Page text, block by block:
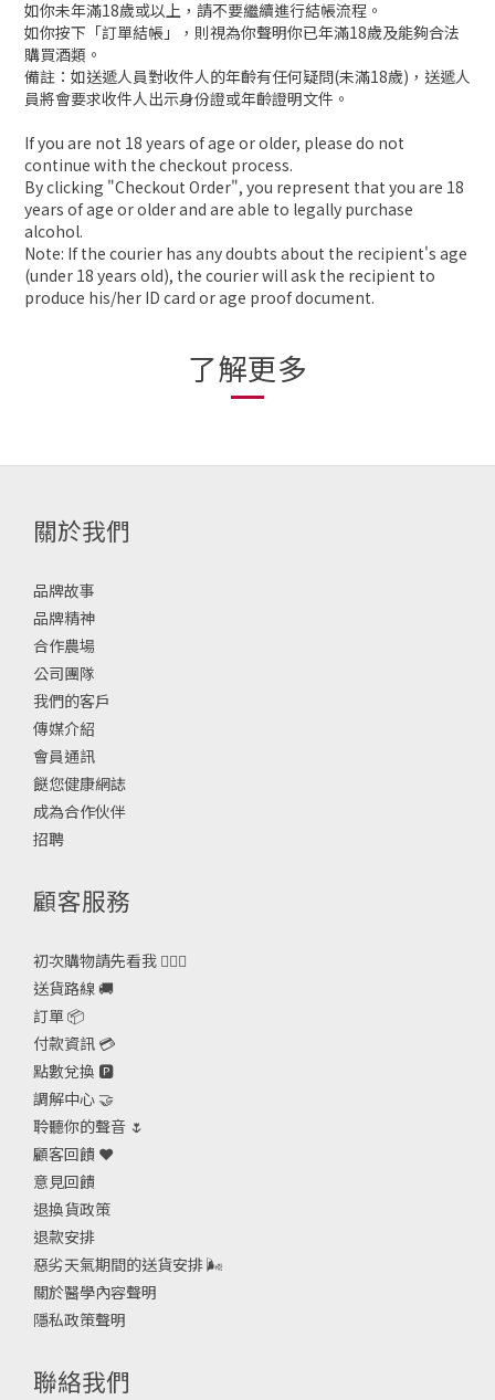
如你未年滿18歲或以上，請不要繼續進行結帳流程。
如你按下「訂單結帳」，則視為你聲明你已年滿18歲及能夠合法
購買酒類。
備註：如送遞人員對收件人的年齡有任何疑問(未滿18歲)，送遞人
員將會要求收件人出示身份證或年齡證明文件。
If you are not 18 years of age or older, please do not
continue with the checkout process.
By clicking "Checkout Order", you represent that you are 18
years of age or older and are able to legally purchase
alcohol.
Note: If the courier has any doubts about the recipient's age
(under 18 years old), the courier will ask the recipient to
produce his/her ID card or age proof document.
了解更多
關於我們
品牌故事
品牌精神
合作農場
公司團隊
我們的客戶
傳媒介紹
會員通訊
餸您健康網誌
成為合作伙伴
招聘
顧客服務
初次購物請先看我 🙋🏻‍♀️
送貨路線 🚚
訂單 📦
付款資訊 💳
點數兌換 🅿️
調解中心 🤝
聆聽你的聲音 🌷
顧客回饋 ❤️
意見回饋
退換貨政策
退款安排
惡劣天氣期間的送貨安排🌬
關於醫學內容聲明
隱私政策聲明
聯絡我們